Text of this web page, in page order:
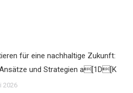
für eine nachhaltige Zukunft:
und Strategien a[1D[K
2026